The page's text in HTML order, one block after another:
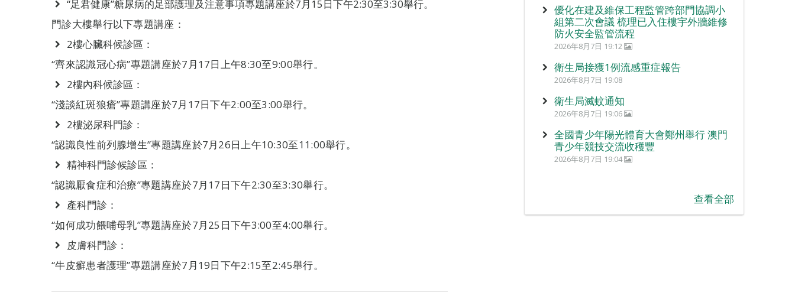
“足君健康”糖尿病的足部護理及注意事項專題講座於7月15日下午2:30至3:30舉行。
門診大樓舉行以下專題講座：
2樓心臟科候診區：
“齊來認識冠心病”專題講座於7月17日上午8:30至9:00舉行。
2樓內科候診區：
“淺談紅斑狼瘡”專題講座於7月17日下午2:00至3:00舉行。
2樓泌尿科門診：
“認識良性前列腺增生”專題講座於7月26日上午10:30至11:00舉行。
精神科門診候診區：
“認識厭食症和治療”專題講座於7月17日下午2:30至3:30舉行。
產科門診：
“如何成功餵哺母乳”專題講座於7月25日下午3:00至4:00舉行。
皮膚科門診：
“牛皮癬患者護理”專題講座於7月19日下午2:15至2:45舉行。
優化在建及維保工程監管跨部門協調小
組第二次會議 梳理已入住樓宇外牆維修
防火安全監管流程
2026年8月7日 19:12
衛生局接獲1例流感重症報告
2026年8月7日 19:08
衛生局滅蚊通知
2026年8月7日 19:06
全國青少年陽光體育大會鄭州舉行 澳門
青少年競技交流收穫豐
2026年8月7日 19:04
查看全部